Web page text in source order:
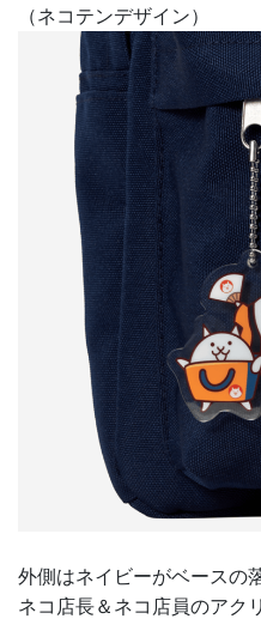
（ネコテンデザイン）
外側はネイビーがベースの
ネコ店長＆ネコ店員のアク